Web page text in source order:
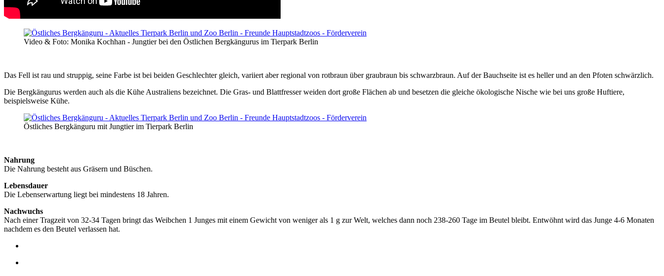
Video & Foto: Monika Kochhan - Jungtier bei den Östlichen Bergkängurus im Tierpark Berlin
Das Fell ist rau und struppig, seine Farbe ist bei beiden Geschlechter gleich, variiert aber regional von rotbraun über graubraun bis schwarzbraun. Auf der Bauchseite ist es heller und an den Pfoten schwärzlich.
Die Bergkängurus werden auch als die Kühe Australiens bezeichnet. Die Gras- und Blattfresser weiden dort große Flächen ab und besetzen die gleiche ökologische Nische wie bei uns große Huftiere,
beispielsweise Kühe.
Östliches Bergkänguru mit Jungtier im Tierpark Berlin
Nahrung
Die Nahrung besteht aus Gräsern und Büschen.
Lebensdauer
Die Lebenserwartung liegt bei mindestens 18 Jahren.
Nachwuchs
Nach einer Tragzeit von 32-34 Tagen bringt das Weibchen 1 Junges mit einem Gewicht von weniger als 1 g zur Welt, welches dann noch 238-260 Tage im Beutel bleibt. Entwöhnt wird das Junge 4-6 Monaten
nachdem es den Beutel verlassen hat.